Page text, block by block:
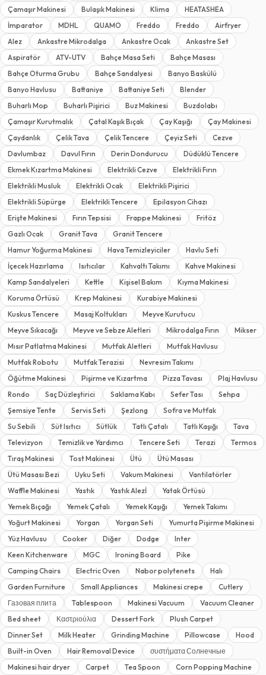
Çamaşır Makinesi
Bulaşık Makinesi Klima
HEATASHEA
İmparator
MDHL QUAMO Freddo Freddo
Airfryer
Alez
Ankastre Mikrodalga Ankastre Ocak
Ankastre Set
Aspiratör
ATV-UTV Bahçe Masa Seti
Bahçe Masası
Bahçe Oturma Grubu
Bahçe Sandalyesi
Banyo Baskülü
Banyo Havlusu
Battaniye Battaniye Seti
Blender
Buharlı Mop
Buharlı Pişirici Buz Makinesi
Buzdolabı
Çamaşır Kurutmalık
Çatal Kaşık Bıçak Çay Kaşığı
Çay Makinesi
Çaydanlık
Çelik Tava Çelik Tencere Çeyiz Seti
Cezve
Davlumbaz
Davul Fırın Derin Dondurucu
Düdüklü Tencere
Ekmek Kızartma Makinesi
Elektrikli Cezve
Elektrikli Fırın
Elektrikli Musluk
Elektrikli Ocak
Elektrikli Pişirici
Elektrikli Süpürge
Elektrikli Tencere
Epilasyon Cihazı
Erişte Makinesi
Fırın Tepsisi Frappe Makinesi
Fritöz
Gazlı Ocak
Granit Tava
Granit Tencere
Hamur Yoğurma Makinesi
Hava Temizleyiciler
Havlu Seti
İçecek Hazırlama
Isıtıcılar Kahvaltı Takımı
Kahve Makinesi
Kamp Sandalyeleri
Kettle Kişisel Bakım
Kıyma Makinesi
Koruma Örtüsü
Krep Makinesi
Kurabiye Makinesi
Kuskus Tencere
Masaj Koltukları
Meyve Kurutucu
Meyve Sıkacağı
Meyve ve Sebze Aletleri Mikrodalga Fırın
Mikser
Mısır Patlatma Makinesi
Mutfak Aletleri
Mutfak Havlusu
Mutfak Robotu
Mutfak Terazisi
Nevresim Takımı
Öğütme Makinesi
Pişirme ve Kızartma Pizza Tavası
Plaj Havlusu
Rondo
Saç Düzleştirici Saklama Kabı Sefer Tası
Sehpa
Şemsiye Tente
Servis Seti Şezlong
Sofra ve Mutfak
Su Sebili
Süt Isıtıcı Sütlük Tatlı Çatalı Tatlı Kaşığı
Tava
Televizyon
Temizlik ve Yardımcı Tencere Seti Terazi
Termos
Tıraş Makinesi
Tost Makinesi Ütü
Ütü Masası
Ütü Masası Bezi
Uyku Seti Vakum Makinesi
Vantilatörler
Waffle Makinesi
Yastık Yastık Alezİ
Yatak Örtüsü
Yemek Bıçağı
Yemek Çatalı Yemek Kaşığı
Yemek Takımı
Yoğurt Makinesi
Yorgan Yorgan Seti
Yumurta Pişirme Makinesi
Yüz Havlusu
Cooker Diğer Dodge
Inter
Keen Kitchenware
MGC Ironing Board
Pike
Camping Chairs
Electric Oven Nabor polytenets
Halı
Garden Furniture
Small Appliances Makinesi crepe
Cutlery
Газовая плита
Tablespoon Makinesi Vacuum
Vacuum Cleaner
Bed sheet
Καστριούλια Dessert Fork
Plush Carpet
Dinner Set
Milk Heater Grinding Machine Pillowcase
Hood
Built-in Oven
Hair Removal Device
συστήματα Солнечные
Makinesi hair dryer
Carpet Tea Spoon Corn Popping Machine